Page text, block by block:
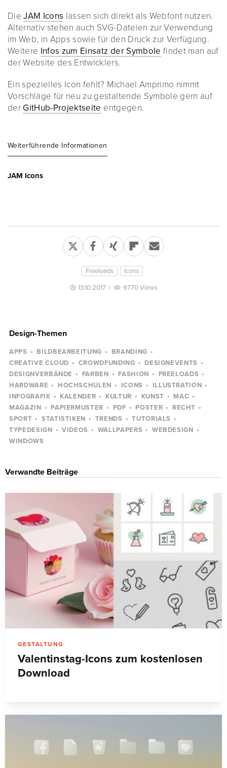
DieJAM Icons lassen sich direkt als Webfont nutzen.
Alternativ stehen auch SVG-Dateien zur Verwendung
im Web, in Apps sowie für den Druck zur Verfügung.
Weitere Infos zum Einsatz der Symbole findet man auf
der Website des Entwicklers.
Ein spezielles Icon fehlt? Michael Amprimo nimmt
Vorschläge für neu zu gestaltende Symbole gern auf
der GitHub-Projektseite entgegen.
Weiterführende Informationen
JAM Icons
Freeloads Icons
13.10.2017 | 9770 Views
Design-Themen
APPS BILDBEARBEITUNG
BRANDING
CREATIVE CLOUD
CROWDFUNDING
DESIGNEVENTS
DESIGNVERBÄNDE
FARBEN FASHION
FREELOADS
HARDWARE
HOCHSCHULEN ICONS
ILLUSTRATION
INFOGRAFIK
KALENDER KULTUR KUNST
MAC
MAGAZIN
PAPIERMUSTER PDF POSTER
RECHT
SPORT
STATISTIKEN TRENDS
TUTORIALS
TYPEDESIGN
VIDEOS WALLPAPERS
WEBDESIGN
WINDOWS
Verwandte Beiträge
GESTALTUNG
Valentinstag-Icons zum kostenlosen
Download